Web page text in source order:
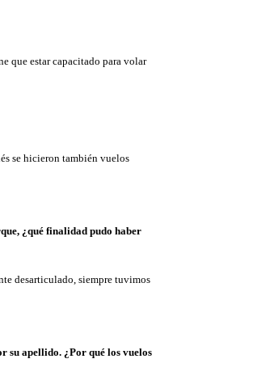
que estar capacitado para volar
se hicieron también vuelos
¿qué finalidad pudo haber
desarticulado, siempre tuvimos
su apellido. ¿Por qué los vuelos